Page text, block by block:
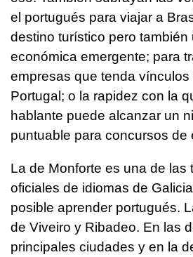
el portugués para viajar a
destino turístico pero también
económica emergente; para
empresas que tenda
Portugal; o la rapidez con la
hablante puede alcanzar un
puntuable para concursos de
La de Monforte es una de las
oficiales de idiomas de
posible aprender portugués.
de Viveiro y Ribadeo. En las
principales ciudades y en la